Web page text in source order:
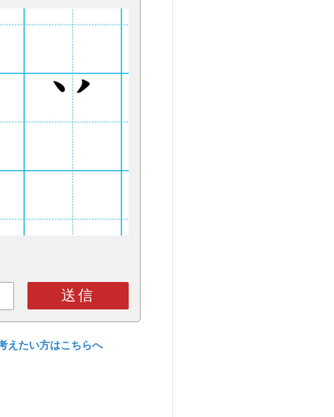
送信
えたい方はこちらへ